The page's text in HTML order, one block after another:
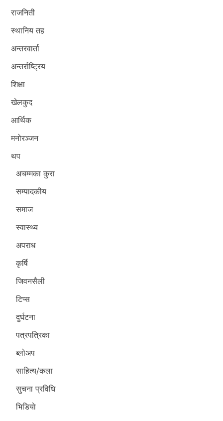
राजनिती
स्थानिय तह
अन्तरवार्ता
अन्तर्राष्ट्रिय
शिक्षा
खेलकुद
आर्थिक
मनोरञ्जन
थप
अचम्मका कुरा
सम्पादकीय
समाज
स्वास्थ्य
अपराध
कृर्षि
जिवनसैली
टिप्स
दुर्घटना
पत्रपत्रिका
ब्लोअप
साहित्य/कला
सुचना प्रविधि
भिडियाे